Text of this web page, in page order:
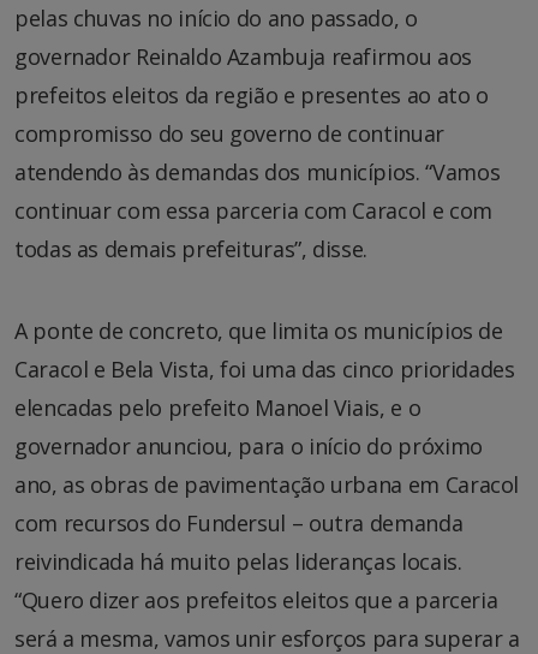
pelas chuvas no início do ano passado, o
governador Reinaldo Azambuja reafirmou aos
prefeitos eleitos da região e presentes ao ato o
compromisso do seu governo de continuar
atendendo às demandas dos municípios. “Vamos
continuar com essa parceria com Caracol e com
todas as demais prefeituras”, disse.
A ponte de concreto, que limita os municípios de
Caracol e Bela Vista, foi uma das cinco prioridades
elencadas pelo prefeito Manoel Viais, e o
governador anunciou, para o início do próximo
ano, as obras de pavimentação urbana em Caracol
com recursos do Fundersul – outra demanda
reivindicada há muito pelas lideranças locais.
“Quero dizer aos prefeitos eleitos que a parceria
será a mesma, vamos unir esforços para superar a